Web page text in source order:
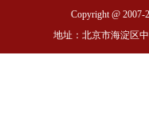
Copyright @ 2007-
地址：北京市海淀区